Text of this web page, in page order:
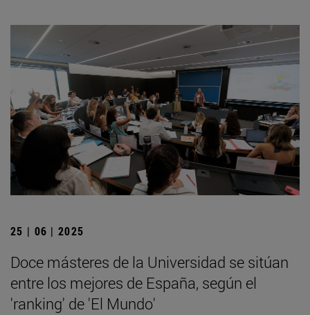
25 | 06 | 2025
Doce másteres de la Universidad se sitúan
entre los mejores de España, según el
'ranking' de 'El Mundo'